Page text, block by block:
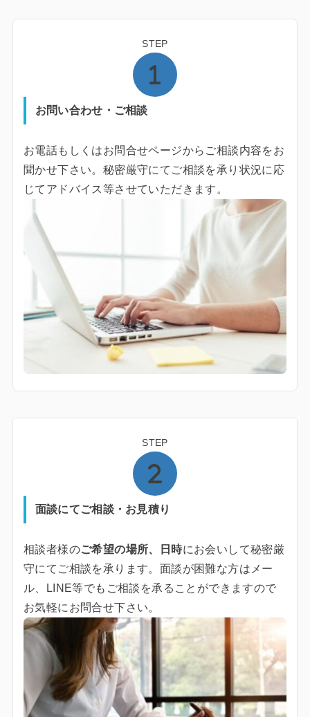
STEP
お問い合わせ・ご相談
お電話もしくはお問合せページからご相談内容をお
聞かせ下さい。秘密厳守にてご相談を承り状況に応
じてアドバイス等させていただきます。
STEP
面談にてご相談・お見積り
相談者様のご希望の場所、日時にお会いして秘密厳
守にてご相談を承ります。面談が困難な方はメー
ル、LINE等でもご相談を承ることができますので
お気軽にお問合せ下さい。